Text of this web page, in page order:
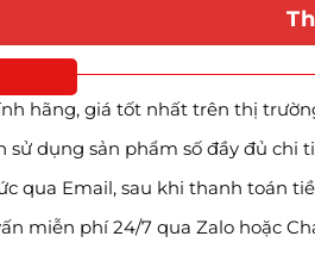
hãng, giá tốt nhất trên thị
sử dụng sản phẩm số đầy đủ chi
qua Email, sau khi thanh toán
miễn phí 24/7 qua Zalo hoặc